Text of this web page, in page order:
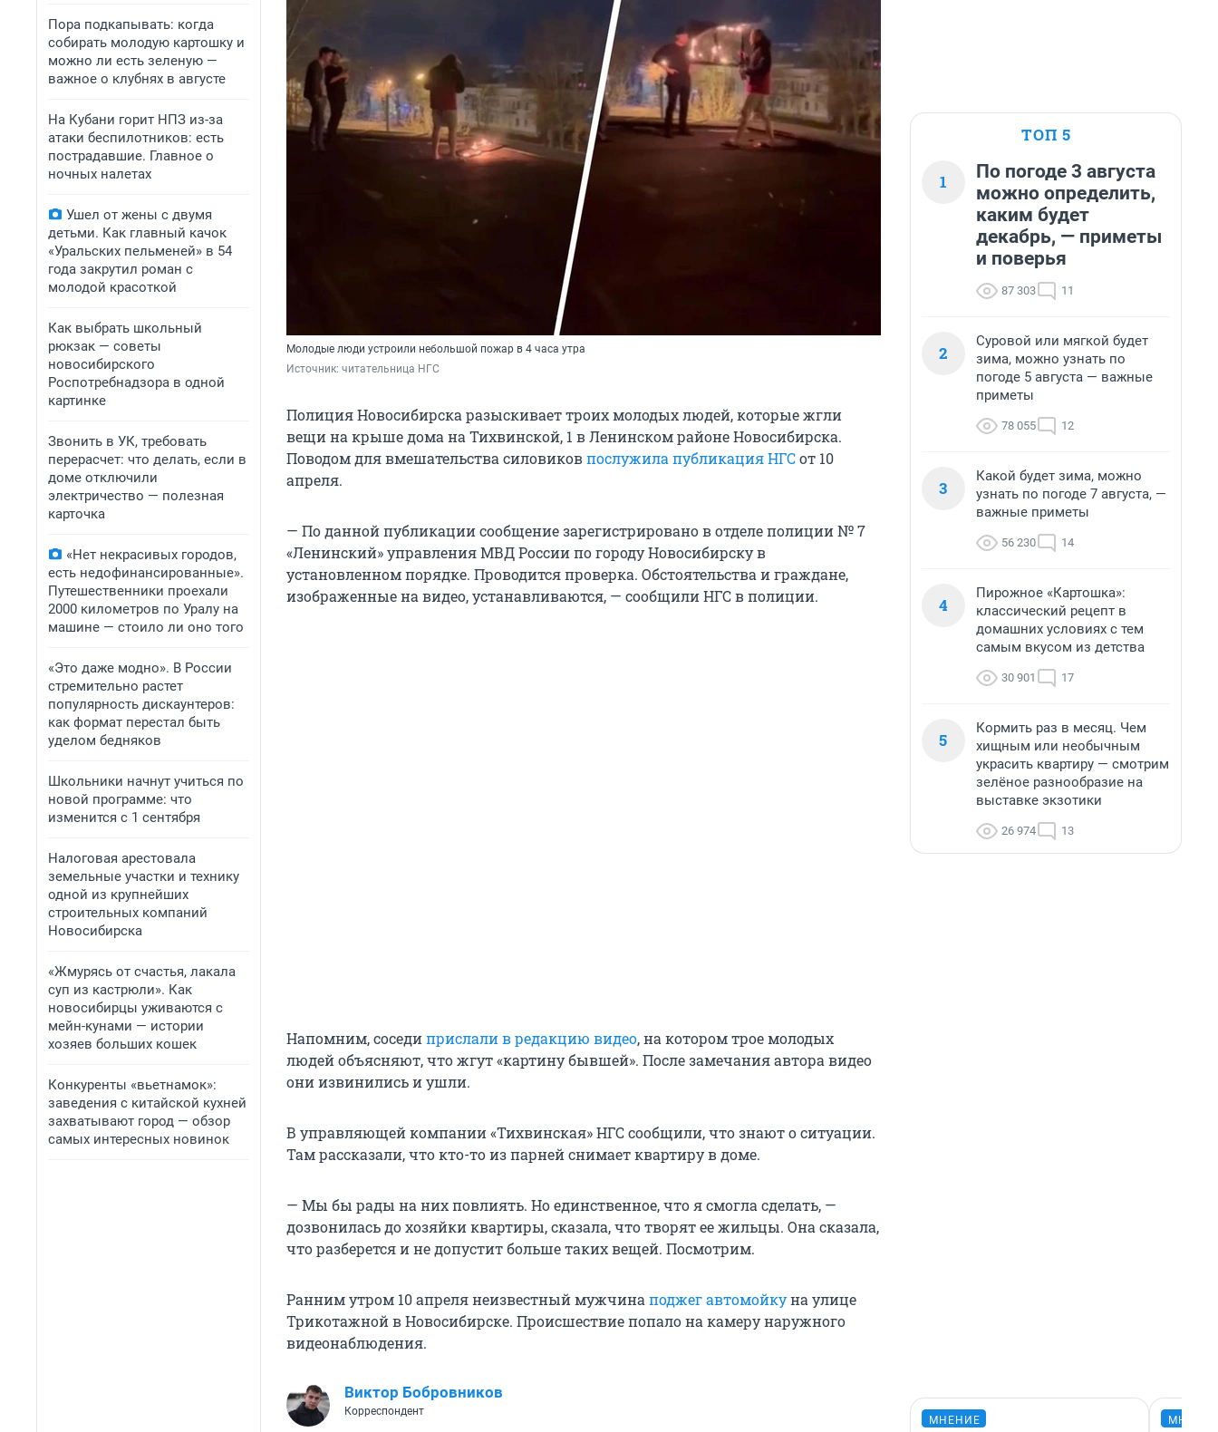
Пора подкапывать: когда
собирать молодую картошку и
можно ли есть зеленую —
важное о клубнях в августе
На Кубани горит НПЗ из-за
атаки беспилотников: есть
пострадавшие. Главное о
ночных налетах
Ушел от жены с двумя
детьми. Как главный качок
«Уральских пельменей» в 54
года закрутил роман с
молодой красоткой
Как выбрать школьный
рюкзак — советы
новосибирского
Роспотребнадзора в одной
картинке
Звонить в УК, требовать
перерасчет: что делать, если в
доме отключили
электричество — полезная
карточка
«Нет некрасивых городов,
есть недофинансированные».
Путешественники проехали
2000 километров по Уралу на
машине — стоило ли оно того
«Это даже модно». В России
стремительно растет
популярность дискаунтеров:
как формат перестал быть
уделом бедняков
Школьники начнут учиться по
новой программе: что
изменится с 1 сентября
Налоговая арестовала
земельные участки и технику
одной из крупнейших
строительных компаний
Новосибирска
«Жмурясь от счастья, лакала
суп из кастрюли». Как
новосибирцы уживаются с
мейн-кунами — истории
хозяев больших кошек
Конкуренты «вьетнамок»:
заведения с китайской кухней
захватывают город — обзор
самых интересных новинок
Молодые люди устроили небольшой пожар в 4 часа утра
Источник: читательница НГС
Полиция Новосибирска разыскивает троих молодых людей, которые жгли
вещи на крыше дома на Тихвинской, 1 в Ленинском районе Новосибирска.
Поводом для вмешательства силовиковпослужила публикация НГСот 10
апреля.
— По данной публикации сообщение зарегистрировано в отделе полиции № 7
«Ленинский» управления МВД России по городу Новосибирску в
установленном порядке. Проводится проверка. Обстоятельства и граждане,
изображенные на видео, устанавливаются, — сообщили НГС в полиции.
Напомним, соседиприслали в редакцию видео, на котором трое молодых
людей объясняют, что жгут «картину бывшей». После замечания автора видео
они извинились и ушли.
В управляющей компании «Тихвинская» НГС сообщили, что знают о ситуации.
Там рассказали, что кто-то из парней снимает квартиру в доме.
— Мы бы рады на них повлиять. Но единственное, что я смогла сделать, —
дозвонилась до хозяйки квартиры, сказала, что творят ее жильцы. Она сказала,
что разберется и не допустит больше таких вещей. Посмотрим.
Ранним утром 10 апреля неизвестный мужчина поджег автомойкуна улице
Трикотажной в Новосибирске. Происшествие попало на камеру наружного
видеонаблюдения.
Виктор Бобровников
Корреспондент
ТОП 5
1
По погоде 3 августа
можно определить,
каким будет
декабрь, — приметы
и поверья
87 303 11
2
Суровой или мягкой будет
зима, можно узнать по
погоде 5 августа — важные
приметы
78 055 12
3
Какой будет зима, можно
узнать по погоде 7 августа, —
важные приметы
56 230 14
4
Пирожное «Картошка»:
классический рецепт в
домашних условиях с тем
самым вкусом из детства
30 901 17
5
Кормить раз в месяц. Чем
хищным или необычным
украсить квартиру — смотрим
зелёное разнообразие на
выставке экзотики
26 974 13
МНЕНИЕ